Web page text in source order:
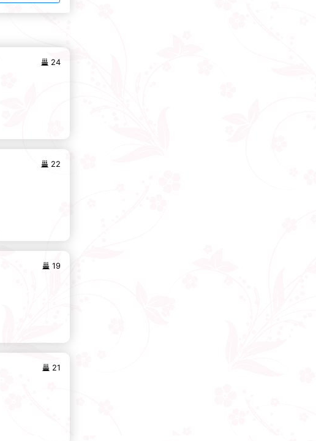
24
22
19
21